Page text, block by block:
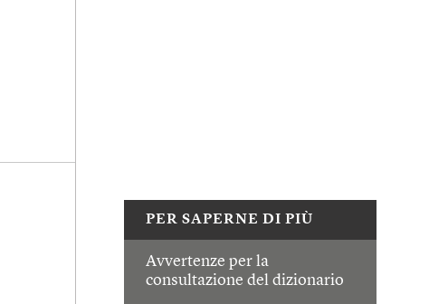
PER SAPERNE DI PIÙ
Avvertenze per la
consultazione del dizionario